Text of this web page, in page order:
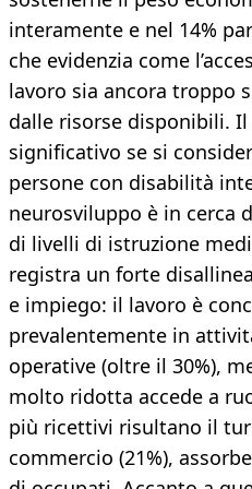
interamente e nel 14%
che evidenzia come
lavoro sia ancora troppo
dalle risorse disponibili.
significativo se si
persone con disabilità
neurosviluppo è in cerca
di livelli di istruzione
registra un forte
e impiego: il lavoro è
prevalentemente in
operative (oltre il 30%),
molto ridotta accede a
più ricettivi risultano il
commercio (21%),